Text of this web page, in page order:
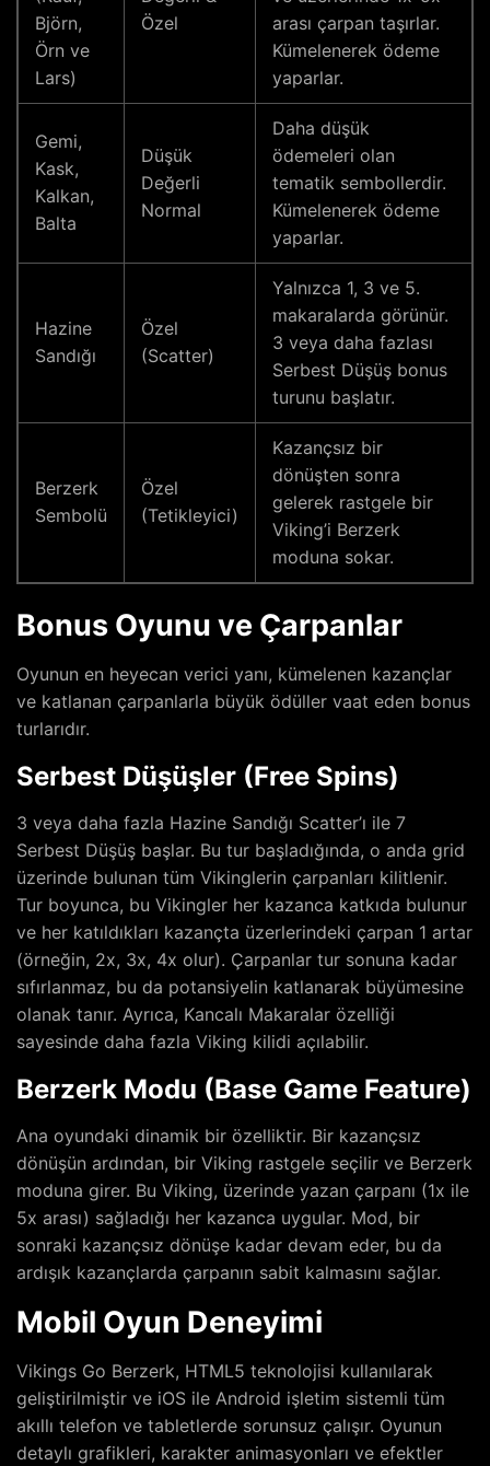
Björn,
Örn ve
Lars)
Özel
arası çarpan taşırlar.
Kümelenerek ödeme
yaparlar.
Gemi,
Kask,
Kalkan,
Balta
Düşük
Değerli
Normal
Daha düşük
ödemeleri olan
tematik sembollerdir.
Kümelenerek ödeme
yaparlar.
Hazine
Sandığı
Özel
(Scatter)
Yalnızca 1, 3 ve 5.
makaralarda görünür.
3 veya daha fazlası
Serbest Düşüş bonus
turunu başlatır.
Berzerk
Sembolü
Özel
(Tetikleyici)
Kazançsız bir
dönüşten sonra
gelerek rastgele bir
Viking’i Berzerk
moduna sokar.
Bonus Oyunu ve Çarpanlar
Oyunun en heyecan verici yanı, kümelenen kazançlar
ve katlanan çarpanlarla büyük ödüller vaat eden bonus
turlarıdır.
Serbest Düşüşler (Free Spins)
3 veya daha fazla Hazine Sandığı Scatter’ı ile 7
Serbest Düşüş başlar. Bu tur başladığında, o anda grid
üzerinde bulunan tüm Vikinglerin çarpanları kilitlenir.
Tur boyunca, bu Vikingler her kazanca katkıda bulunur
ve her katıldıkları kazançta üzerlerindeki çarpan 1 artar
(örneğin, 2x, 3x, 4x olur). Çarpanlar tur sonuna kadar
sıfırlanmaz, bu da potansiyelin katlanarak büyümesine
olanak tanır. Ayrıca, Kancalı Makaralar özelliği
sayesinde daha fazla Viking kilidi açılabilir.
Berzerk Modu (Base Game Feature)
Ana oyundaki dinamik bir özelliktir. Bir kazançsız
dönüşün ardından, bir Viking rastgele seçilir ve Berzerk
moduna girer. Bu Viking, üzerinde yazan çarpanı (1x ile
5x arası) sağladığı her kazanca uygular. Mod, bir
sonraki kazançsız dönüşe kadar devam eder, bu da
ardışık kazançlarda çarpanın sabit kalmasını sağlar.
Mobil Oyun Deneyimi
Vikings Go Berzerk, HTML5 teknolojisi kullanılarak
geliştirilmiştir ve iOS ile Android işletim sistemli tüm
akıllı telefon ve tabletlerde sorunsuz çalışır. Oyunun
detaylı grafikleri, karakter animasyonları ve efektler